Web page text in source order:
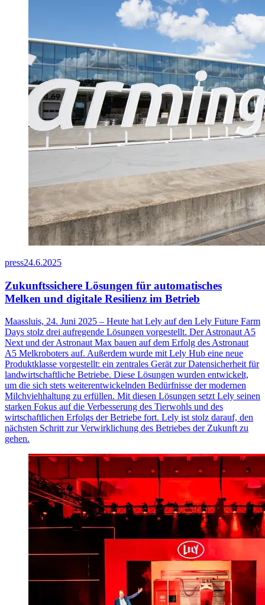
press24.6.2025
Zukunftssichere Lösungen für automatisches
Melken und digitale Resilienz im Betrieb
Maassluis, 24. Juni 2025 – Heute hat Lely auf den Lely Future Farm
Days stolz drei aufregende Lösungen vorgestellt. Der Astronaut A5
Next und der Astronaut Max bauen auf dem Erfolg des Astronaut
A5 Melkroboters auf. Außerdem wurde mit Lely Hub eine neue
Produktklasse vorgestellt: ein zentrales Gerät zur Datensicherheit für
landwirtschaftliche Betriebe. Diese Lösungen wurden entwickelt,
um die sich stets weiterentwickelnden Bedürfnisse der modernen
Milchviehhaltung zu erfüllen. Mit diesen Lösungen setzt Lely seinen
starken Fokus auf die Verbesserung des Tierwohls und des
wirtschaftlichen Erfolgs der Betriebe fort. Lely ist stolz darauf, den
nächsten Schritt zur Verwirklichung des Betriebes der Zukunft zu
gehen.